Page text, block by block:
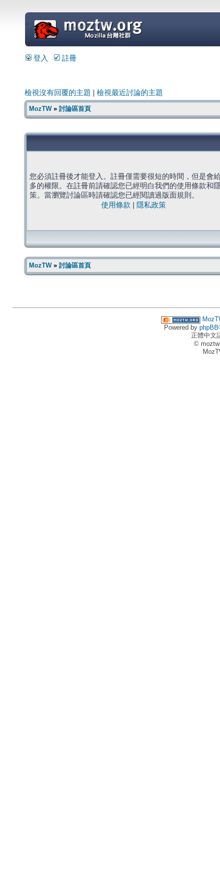
=
登入 註冊
檢視沒有回覆的主題 檢視最近討論的主題
MozTW» 討論區首頁
您必須註冊後才能登入。註冊僅需要很短的時間，但是會
多的權限。在註冊前請確認您已經明白我們的使用條款和
策。當瀏覽討論區時請確認您已經閱讀過版面規則。
使用條款
隱私政策
MozTW» 討論區首頁
Powered by phpBB
正體中文
©